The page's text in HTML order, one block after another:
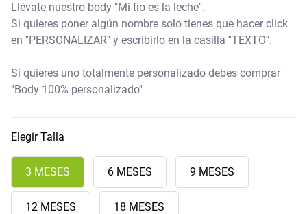
Llévate nuestro body "Mi tío es la leche''.
Si quieres poner algún nombre solo tienes que hacer click
en ''PERSONALIZAR'' y escribirlo en la casilla ''TEXTO''.
Si quieres uno totalmente personalizado debes comprar
''Body 100% personalizado''
Elegir Talla
3 MESES 6 MESES 9 MESES
12 MESES 18 MESES